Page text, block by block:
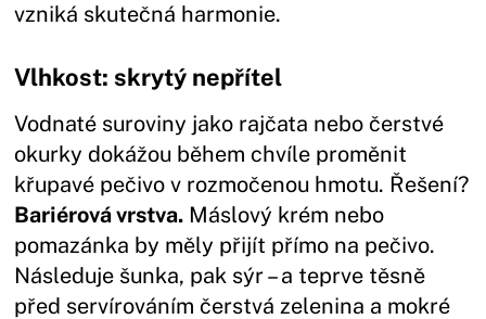
vzniká skutečná harmonie.
Vlhkost: skrytý nepřítel
Vodnaté suroviny jako rajčata nebo čerstvé
okurky dokážou během chvíle proměnit
křupavé pečivo v rozmočenou hmotu. Řešení?
Bariérová vrstva. Máslový krém nebo
pomazánka by měly přijít přímo na pečivo.
Následuje šunka, pak sýr – a teprve těsně
před servírováním čerstvá zelenina a mokré